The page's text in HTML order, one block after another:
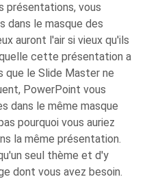
présentations, vous
dans le masque des
auront l'air si vieux qu'ils
cette présentation a
le Slide Master ne
PowerPoint vous
dans le même masque
pourquoi vous auriez
la même présentation.
seul thème et d'y
dont vous avez besoin.